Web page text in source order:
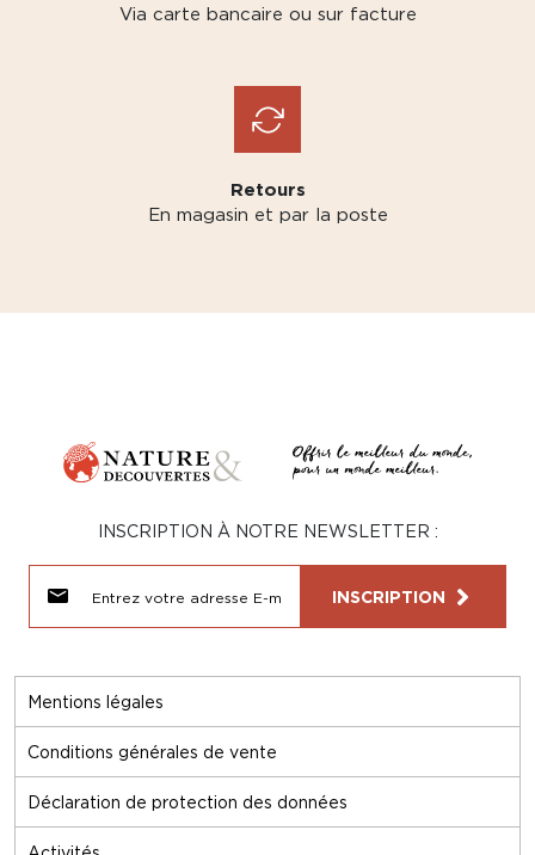
Via carte bancaire ou sur facture
Retours
En magasin et par la poste
Mentions légales
Conditions générales de vente
Déclaration de protection des données
INSCRIPTION À NOTRE NEWSLETTER :
INSCRIPTION